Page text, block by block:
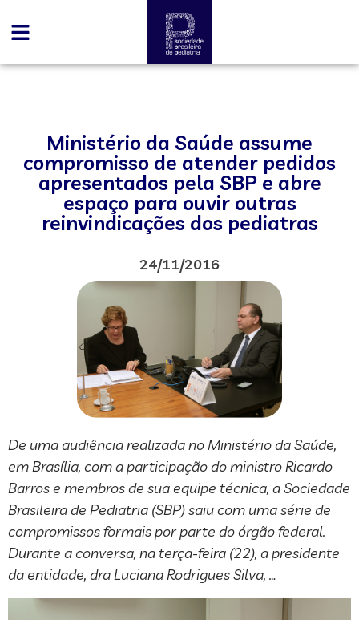
Ministério da Saúde assume
compromisso de atender pedidos
apresentados pela SBP e abre
espaço para ouvir outras
reinvindicações dos pediatras
24/11/2016
De uma audiência realizada no Ministério da Saúde,
em Brasília, com a participação do ministro Ricardo
Barros e membros de sua equipe técnica, a Sociedade
Brasileira de Pediatria (SBP) saiu com uma série de
compromissos formais por parte do órgão federal.
Durante a conversa, na terça-feira (22), a presidente
da entidade, dra Luciana Rodrigues Silva, …